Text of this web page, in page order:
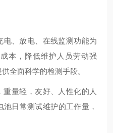
电、放电、在线监测功能为
本，降低维护人员劳动强
全面科学的检测手段。
量轻，友好、人性化的人
日常测试维护的工作量，